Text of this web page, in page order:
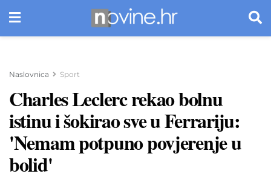
Naslovnica Sport
Charles Leclerc rekao bolnu
istinu i šokirao sve u Ferrariju:
'Nemam potpuno povjerenje u
bolid'